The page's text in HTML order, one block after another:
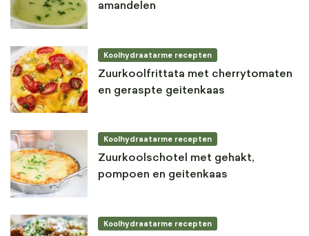
amandelen
Koolhydraatarme recepten
Zuurkoolfrittata met cherrytomaten
en geraspte geitenkaas
Koolhydraatarme recepten
Zuurkoolschotel met gehakt,
pompoen en geitenkaas
Koolhydraatarme recepten